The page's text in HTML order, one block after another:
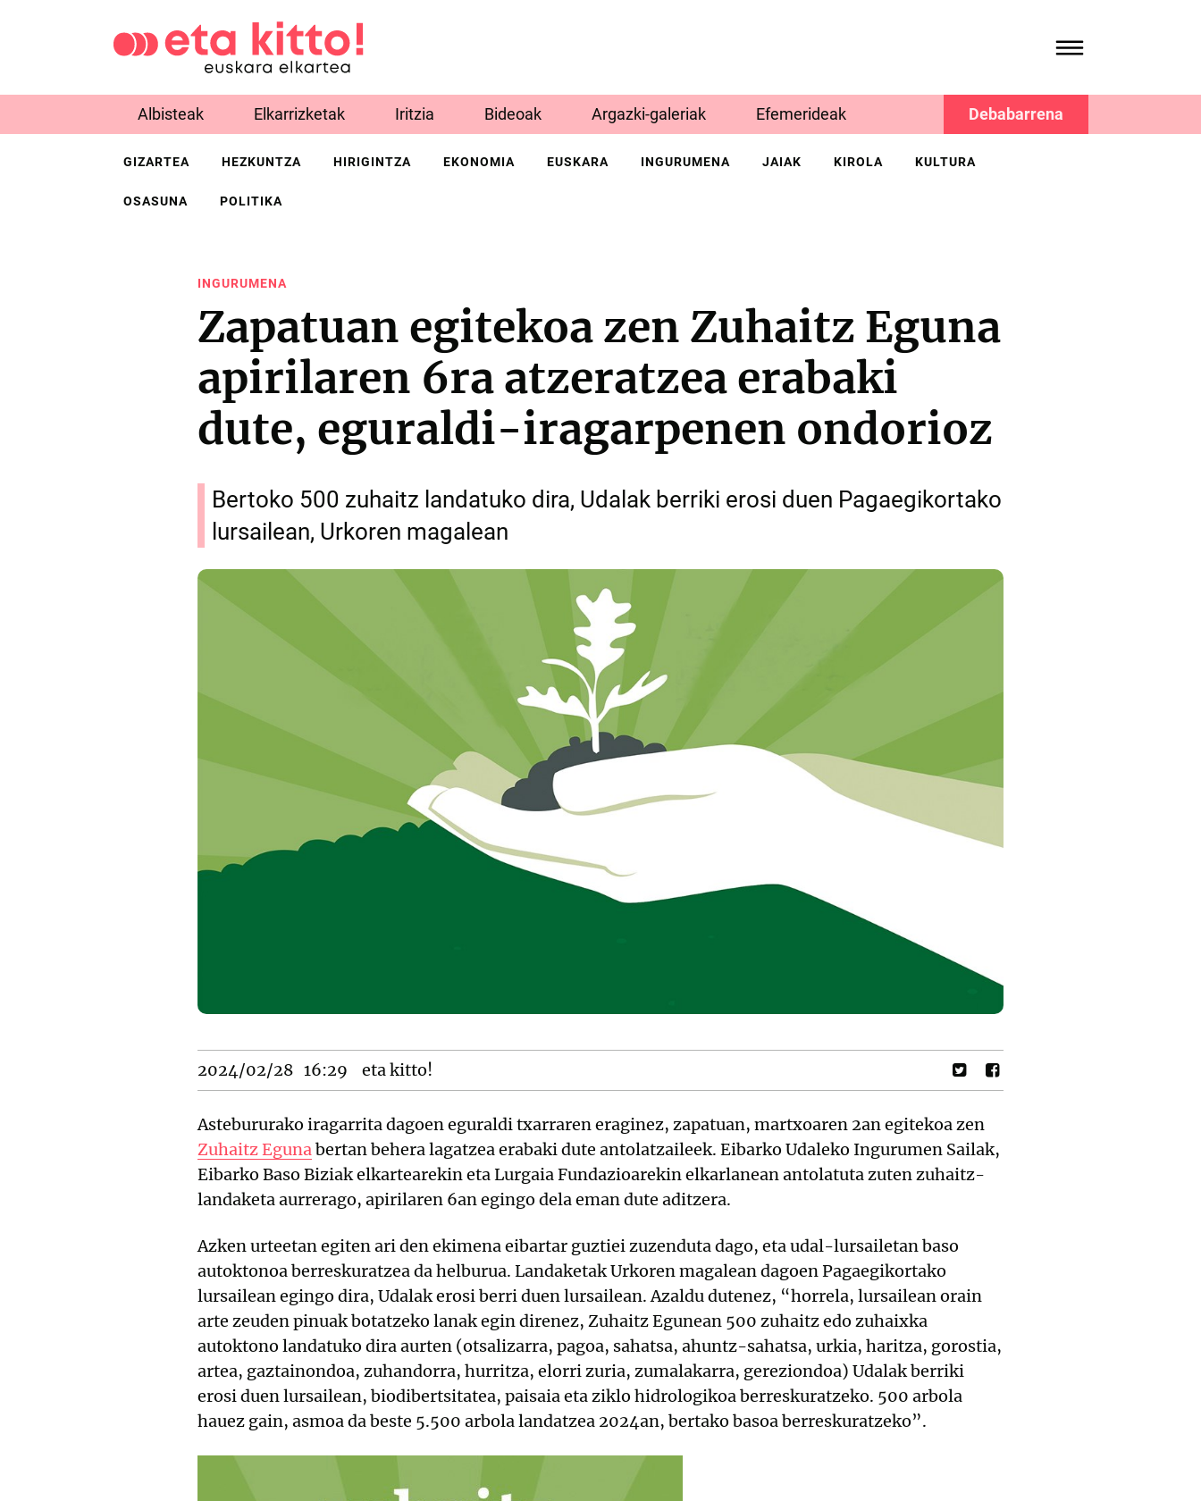
Albisteak Elkarrizketak Iritzia Bideoak Argazki-galeriak Efemerideak Debabarrena
GIZARTEA HEZKUNTZA HIRIGINTZA EKONOMIA EUSKARA INGURUMENA JAIAK KIROLA KULTURA
OSASUNA POLITIKA
INGURUMENA
Zapatuan egitekoa zen Zuhaitz Eguna
apirilaren 6ra atzeratzea erabaki
dute, eguraldi-iragarpenen ondorioz
Bertoko 500 zuhaitz landatuko dira, Udalak berriki erosi duen Pagaegikortako
lursailean, Urkoren magalean
2024/02/28 16:29 eta kitto!
Astebururako iragarrita dagoen eguraldi txarraren eraginez, zapatuan, martxoaren 2an egitekoa zen
Zuhaitz Egunabertan behera lagatzea erabaki dute antolatzaileek. Eibarko Udaleko Ingurumen Sailak,
Eibarko Baso Biziak elkartearekin eta Lurgaia Fundazioarekin elkarlanean antolatuta zuten zuhaitz-
landaketa aurrerago, apirilaren 6an egingo dela eman dute aditzera.
Azken urteetan egiten ari den ekimena eibartar guztiei zuzenduta dago, eta udal-lursailetan baso
autoktonoa berreskuratzea da helburua. Landaketak Urkoren magalean dagoen Pagaegikortako
lursailean egingo dira, Udalak erosi berri duen lursailean. Azaldu dutenez, “horrela, lursailean orain
arte zeuden pinuak botatzeko lanak egin direnez, Zuhaitz Egunean 500 zuhaitz edo zuhaixka
autoktono landatuko dira aurten (otsalizarra, pagoa, sahatsa, ahuntz-sahatsa, urkia, haritza, gorostia,
artea, gaztainondoa, zuhandorra, hurritza, elorri zuria, zumalakarra, gereziondoa) Udalak berriki
erosi duen lursailean, biodibertsitatea, paisaia eta ziklo hidrologikoa berreskuratzeko. 500 arbola
hauez gain, asmoa da beste 5.500 arbola landatzea 2024an, bertako basoa berreskuratzeko”.